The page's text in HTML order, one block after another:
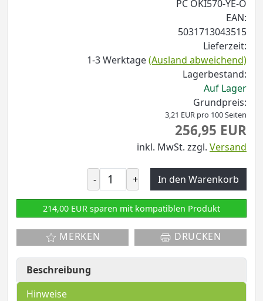
PC OKI570-YE-O
EAN:
5031713043515
Lieferzeit:
1-3 Werktage(Ausland abweichend)
Lagerbestand:
Auf Lager
Grundpreis:
3,21 EUR pro 100 Seiten
256,95 EUR
inkl. MwSt. zzgl. Versand
- + In den Warenkorb
214,00 EUR sparen mit kompatiblen Produkt
MERKEN DRUCKEN
Beschreibung
Hinweise